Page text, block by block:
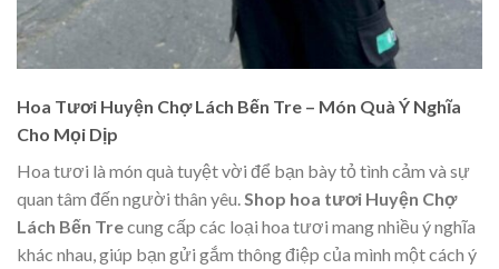
Hoa Tươi Huyện Chợ Lách Bến Tre – Món Quà Ý Nghĩa
Cho Mọi Dịp
Hoa tươi là món quà tuyệt vời để bạn bày tỏ tình cảm và sự
quan tâm đến người thân yêu. Shop hoa tươi Huyện Chợ
Lách Bến Trecung cấp các loại hoa tươi mang nhiều ý nghĩa
khác nhau, giúp bạn gửi gắm thông điệp của mình một cách ý